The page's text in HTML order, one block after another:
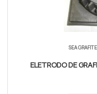
SEA GRAFITE
ELETRODO DE